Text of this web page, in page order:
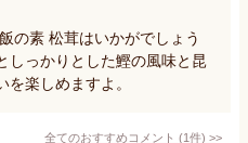
の素 松茸はいかがでしょう
しっかりとした鰹の風味と昆
楽しめますよ。
全てのおすすめコメント (1件) >